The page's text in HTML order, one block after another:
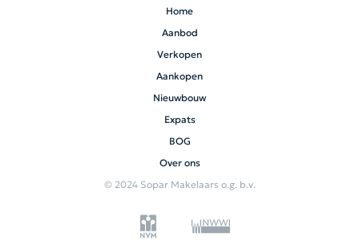
Home
Aanbod
Verkopen
Aankopen
Nieuwbouw
Expats
BOG
Over ons
© 2024 Sopar Makelaars o.g. b.v.